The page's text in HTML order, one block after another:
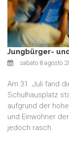
Jungbürger-
sabato 8 agosto
Am 31. Juli fand
Schulhausplatz
aufgrund der
und Einwohner
jedoch rasch.